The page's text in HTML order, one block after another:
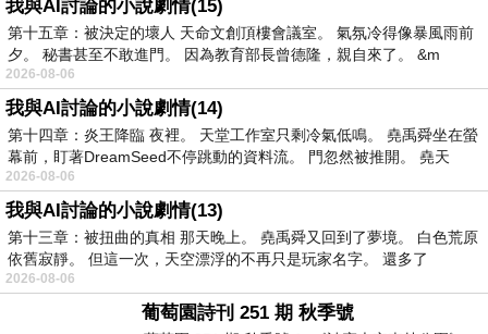
我與AI討論的小說劇情(15)
第十五章：被決定的壞人 天命文創頂樓會議室。 氣氛冷得像暴風雨前
夕。 秘書甚至不敢進門。 因為教育部長曾德隆，親自來了。 &m
2026-08-06
我與AI討論的小說劇情(14)
第十四章：炎王降臨 夜裡。 天堂工作室只剩冷氣低鳴。 堯禹舜坐在螢
幕前，盯著DreamSeed不停跳動的資料流。 門忽然被推開。 堯天
2026-08-06
我與AI討論的小說劇情(13)
第十三章：被扭曲的真相 那天晚上。 堯禹舜又回到了夢境。 白色荒原
依舊寂靜。 但這一次，天空漂浮的不再只是玩家名字。 還多了
2026-08-06
葡萄園詩刊 251 期 秋季號